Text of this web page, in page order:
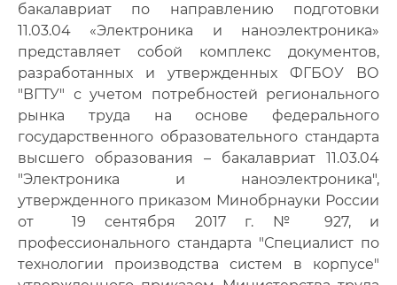
бакалавриат по направлению подготовки
11.03.04 «Электроника и наноэлектроника»
представляет собой комплекс документов,
разработанных и утвержденных ФГБОУ ВО
"ВГТУ" с учетом потребностей регионального
рынка труда на основе федерального
государственного образовательного стандарта
высшего образования – бакалавриат 11.03.04
"Электроника и наноэлектроника",
утвержденного приказом Минобрнауки России
от 19 сентября 2017 г. № 927, и
профессионального стандарта "Специалист по
технологии производства систем в корпусе"